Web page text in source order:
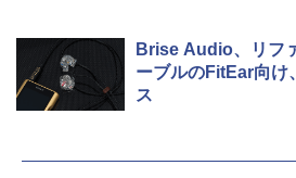
Brise Audio、リフ
ーブルのFitEar向け
ス